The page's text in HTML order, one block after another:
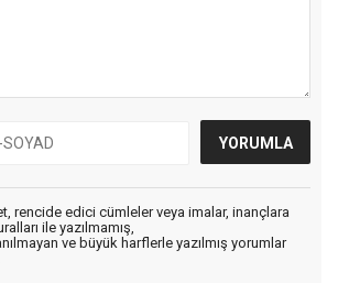
rencide edici cümleler veya imalar, inançlara
ile yazılmamış,
ve büyük harflerle yazılmış yorumlar